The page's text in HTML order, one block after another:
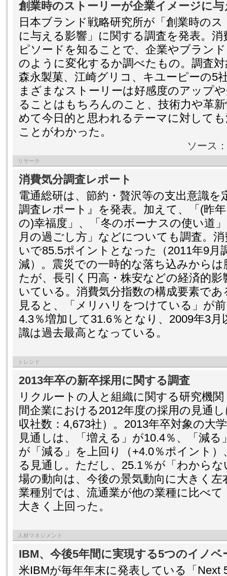
創業時のストーリーが企業イメージに
日本ブランド戦略研究所が「創業時の
に与える影響」に関する調査を発表。
ピソードを知ることで、企業やブラン
のように変化するか調べたもの。調査
森永製菓、江崎グリコ、キユーピーの5
まざまなストーリーは好感度のアップ
ることはもちろんのこと、技術力や革
めて今日的と思われるテーマに対して
ことがわかった。
ソース
リサーチ
消費気分調査レポート
電通総研は、節約・贅沢等の支出意識を
調査レポート』を発表。加えて、「(昨
の)幸福度」、「冬のボーナスの使い道
月の過ごし方」などについても調査。
いで85.5ポイントとなった（2011年9月
減）。震災での一時的な落ち込みから
たが、長引く円高・株安などの経済的
いている。消費気分指数の構成要素で
見ると、「メリハリをつけている」が
4.3％増加して31.6％となり、2009年3
識は過去最高となっている。
トレンド
2013年卒の新卒採用に関する調査
リクルートの人と組織に関する研究機
間企業における2012年度の採用の見通
収社数：4,673社）。2013年卒対象の大
見通しは、「増える」が10.4％、「減
が「減る」を上回り（+4.0％ポイント
る見通し。ただし、25.1％が「わから
場の動向は、今後の景気動向に大きく
業種別では、流通業が他の業種に比べ
大きく上回った。
人材マネジメント
IBM、今後5年間に実現する5つのイノベ
米IBMが毎年年末に発表している「Next